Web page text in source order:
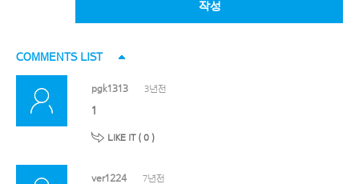
작성
COMMENTS LIST
pgk1313 3년전
1
LIKE IT ( 0 )
ver1224 7년전